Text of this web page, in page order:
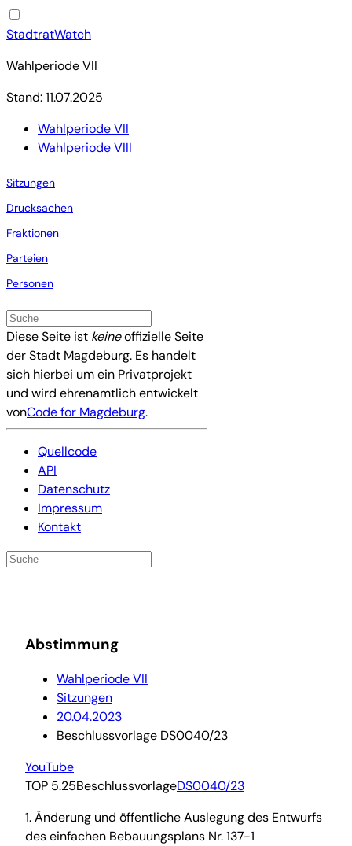
StadtratWatch
Wahlperiode VII
Stand: 11.07.2025
Wahlperiode VII
Wahlperiode VIII
Sitzungen
Drucksachen
Fraktionen
Parteien
Personen
Diese Seite ist keineoffizielle Seite
der Stadt Magdeburg. Es handelt
sich hierbei um ein Privatprojekt
und wird ehrenamtlich entwickelt
vonCode for Magdeburg.
Quellcode
API
Datenschutz
Impressum
Kontakt
Abstimmung
Wahlperiode VII
Sitzungen
20.04.2023
Beschlussvorlage DS0040/23
YouTube
TOP 5.25BeschlussvorlageDS0040/23
1. Änderung und öffentliche Auslegung des Entwurfs
des einfachen Bebauungsplans Nr. 137-1